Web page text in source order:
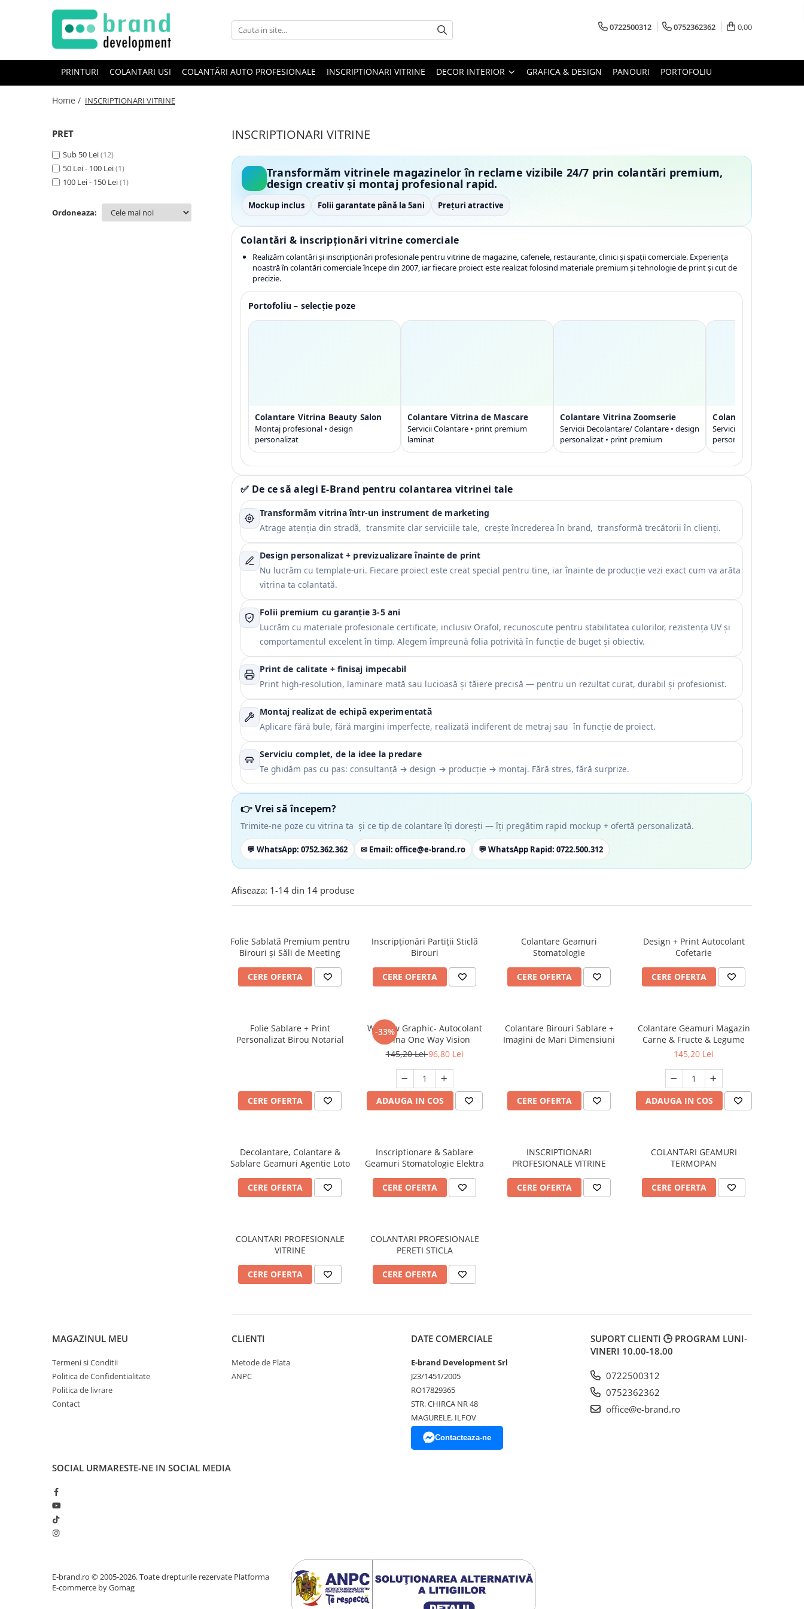
Decor Interior
Office Elixir Capsule
Tablouri Canvas
0722500312 0752362362 0,00
PRINTURI COLANTARI USI COLANTĂRI AUTO PROFESIONALE INSCRIPTIONARI VITRINE DECOR INTERIOR GRAFICA & DESIGN PANOURI PORTOFOLIU
Home / INSCRIPTIONARI VITRINE
INSCRIPTIONARI VITRINE
Transformăm vitrinele magazinelor în reclame vizibile 24/7 prin colantări premium,
design creativ și montaj profesional rapid.
Mockup inclus Folii garantate până la 5ani Prețuri atractive
Colantări & inscripționări vitrine comerciale
Realizăm colantări și inscripționări profesionale pentru vitrine de magazine, cafenele, restaurante, clinici și spații comerciale. Experiența
noastră în colantări comerciale începe din 2007, iar fiecare proiect este realizat folosind materiale premium și tehnologie de print și cut de
precizie.
Portofoliu – selecție poze
Colantare Vitrina Beauty Salon
Montaj profesional • design
personalizat
Colantare Vitrina de Mascare
Servicii Colantare • print premium
laminat
Colantare Vitrina Zoomserie
Servicii Decolantare/ Colantare • design
personalizat • print premium
Colantare Geamuri
Servicii Colantare la
personalizat • print
✅ De ce să alegi E-Brand pentru colantarea vitrinei tale
Transformăm vitrina într-un instrument de marketing
Atrage atenția din stradă, transmite clar serviciile tale, crește încrederea în brand, transformă trecătorii în clienți.
Design personalizat + previzualizare înainte de print
Nu lucrăm cu template-uri. Fiecare proiect este creat special pentru tine, iar înainte de producție vezi exact cum va arăta
vitrina ta colantată.
Folii premium cu garanție 3-5 ani
Lucrăm cu materiale profesionale certificate, inclusiv Orafol, recunoscute pentru stabilitatea culorilor, rezistența UV și
comportamentul excelent în timp. Alegem împreună folia potrivită în funcție de buget și obiectiv.
Print de calitate + finisaj impecabil
Print high-resolution, laminare mată sau lucioasă și tăiere precisă — pentru un rezultat curat, durabil și profesionist.
Montaj realizat de echipă experimentată
Aplicare fără bule, fără margini imperfecte, realizată indiferent de metraj sau în funcție de proiect.
Serviciu complet, de la idee la predare
Te ghidăm pas cu pas: consultanță → design → producție → montaj. Fără stres, fără surprize.
👉 Vrei să începem?
Trimite-ne poze cu vitrina ta și ce tip de colantare îți dorești — îți pregătim rapid mockup + ofertă personalizată.
💬 WhatsApp: 0752.362.362 ✉ Email : office@e-brand.ro 💬 WhatsApp Rapid: 0722.500.312
PRET
Sub 50 Lei(12)
50 Lei - 100 Lei(1)
100 Lei - 150 Lei(1)
Ordoneaza:
Afiseaza: 1-14 din 14 produse
Folie Sablată Premium pentru
Birouri și Săli de Meeting
CERE OFERTA
Inscripționări Partiții Sticlă
Birouri
CERE OFERTA
Colantare Geamuri
Stomatologie
CERE OFERTA
Design + Print Autocolant
Cofetarie
CERE OFERTA
Folie Sablare + Print
Personalizat Birou Notarial
CERE OFERTA
-33%
Window Graphic- Autocolant
Vitrina One Way Vision
145,20 Lei96,80 Lei
ADAUGA IN COS
Colantare Birouri Sablare +
Imagini de Mari Dimensiuni
CERE OFERTA
Colantare Geamuri Magazin
Carne & Fructe & Legume
145,20 Lei
ADAUGA IN COS
Decolantare, Colantare &
Sablare Geamuri Agentie Loto
CERE OFERTA
Inscriptionare & Sablare
Geamuri Stomatologie Elektra
CERE OFERTA
INSCRIPTIONARI
PROFESIONALE VITRINE
CERE OFERTA
COLANTARI GEAMURI
TERMOPAN
CERE OFERTA
COLANTARI PROFESIONALE
VITRINE
CERE OFERTA
COLANTARI PROFESIONALE
PERETI STICLA
CERE OFERTA
MAGAZINUL MEU
Termeni si Conditii
Politica de Confidentialitate
Politica de livrare
Contact
CLIENTI
Metode de Plata
ANPC
DATE COMERCIALE
E-brand Development Srl
J23/1451/2005
RO17829365
STR. CHIRCA NR 48
MAGURELE, ILFOV
Contacteaza-ne
SUPORT CLIENTI 🕒 PROGRAM LUNI-
VINERI 10.00-18.00
0722500312
0752362362
office@e-brand.ro
SOCIAL URMARESTE-NE IN SOCIAL MEDIA
E-brand.ro © 2005-2026. Toate drepturile rezervate Platforma
E-commerce by Gomag